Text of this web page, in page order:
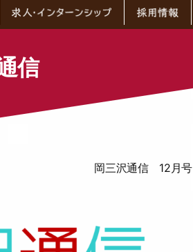
信
岡三沢通信 12月号